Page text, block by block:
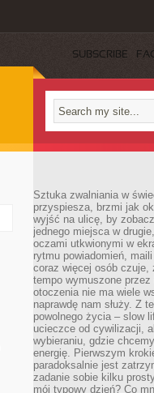
SUBSCRIBE
Sztuka zwalniania w
przyspiesza, brzmi jak
wyjść na ulicę, by
jednego miejsca w
oczami utkwionymi w
rytmu powiadomień,
coraz więcej osób
tempo wymuszone
otoczenia nie ma wiele
naprawdę nam służy. Z
powolnego życia – slow
ucieczce od cywilizacji,
wybieraniu, gdzie
energię. Pierwszym
paradoksalnie jest
zadanie sobie kilku
mój typowy dzień? Co